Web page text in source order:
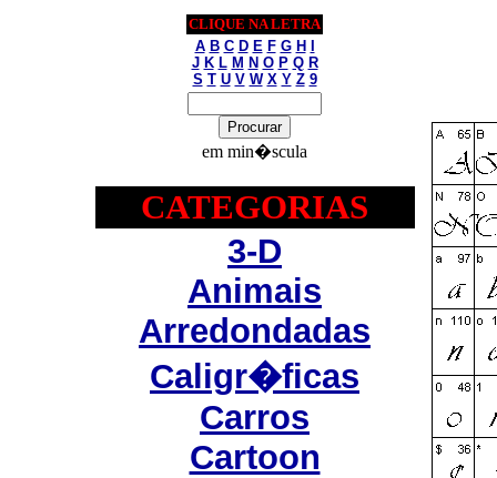
CLIQUE NA LETRA
A B C D E F G H
J K L M N O P Q R
S T U V W X Y Z 9
em min�scula
CATEGORIAS
3-D
Animais
Arredondadas
Caligr�ficas
Carros
Cartoon